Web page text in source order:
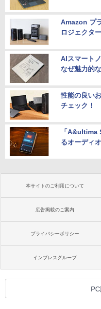
Amazon プ
ロジェクタ
AIスマート
なぜ魅力的
性能の良い
チェック！
「A&ultima
るオーディ
本サイトのご利用について
広告掲載のご案内
プライバシーポリシー
インプレスグループ